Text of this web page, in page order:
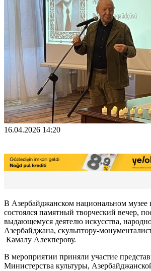
16.04.2026 14:20
В Азербайджанском национальном музее
состоялся памятный творческий вечер,
выдающемуся деятелю искусства,
Азербайджана, скульптору-
Камалу Алекперову.
В мероприятии приняли участие
Министерства культуры,